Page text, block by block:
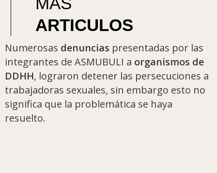
ARTICULOS
Numerosas denuncias presentadas por las
integrantes de ASMUBULI a organismos de
DDHH, lograron detener las persecuciones a
trabajadoras sexuales, sin embargo esto no
significa que la problemática se haya
resuelto.